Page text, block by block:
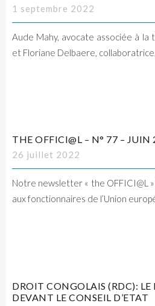
1 septembre 2022
Aude Mahy, avocate associée à la
et Floriane Delbaere,
THE OFFICI@L – N° 77 – JUIN
26 juillet 2022
Notre newsletter « the OFFICI@L
aux fonctionnaires de l’Union
DROIT CONGOLAIS (RDC): LE
DEVANT LE CONSEIL D’ETAT